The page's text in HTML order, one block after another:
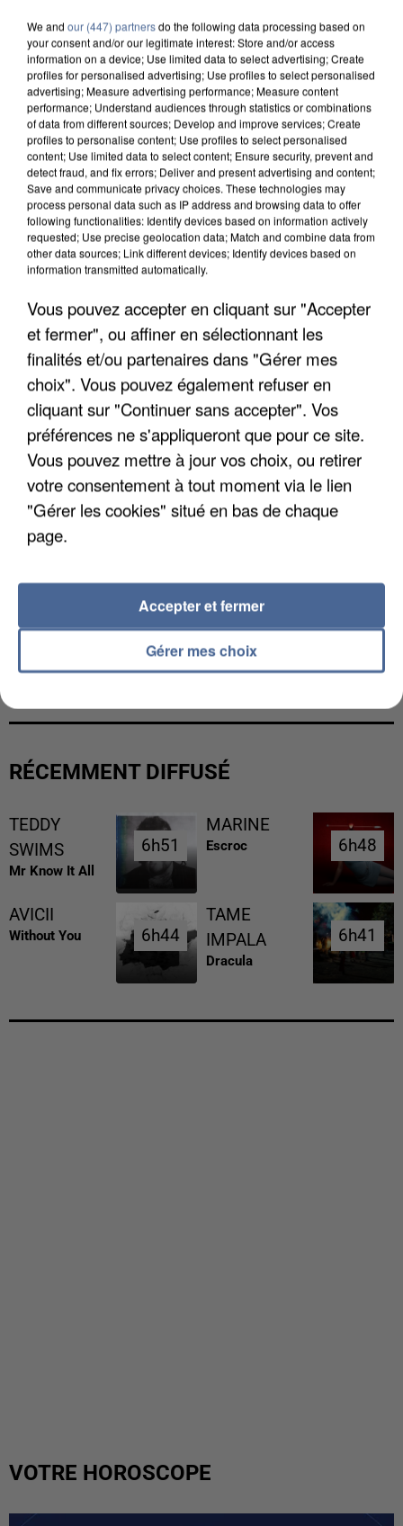
UN SECOND CADRE DE LA DZ MAFIA
INTERPELLÉ EN ALGÉRIE
UNE TOURISTE DE L’OISE EMPORTÉE PAR UNE
COULÉE DE BOUE EN HAUTE-SAVOIE
RÉCEMMENT DIFFUSÉ
TEDDY
SWIMS
Mr Know It All
6h51
6h51
MARINE
Escroc 6h48
6h48
AVICII
Without You 6h44
6h44
TAME
IMPALA
Dracula
6h41
6h41
VOTRE HOROSCOPE
We and our (447) partnersdo the following data processing based on
your consent and/or our legitimate interest: Store and/or access
information on a device; Use limited data to select advertising; Create
profiles for personalised advertising; Use profiles to select personalised
advertising; Measure advertising performance; Measure content
performance; Understand audiences through statistics or combinations
of data from different sources; Develop and improve services; Create
profiles to personalise content; Use profiles to select personalised
content; Use limited data to select content; Ensure security, prevent and
detect fraud, and fix errors; Deliver and present advertising and content;
Save and communicate privacy choices. These technologies may
process personal data such as IP address and browsing data to offer
following functionalities: Identify devices based on information actively
requested; Use precise geolocation data; Match and combine data from
other data sources; Link different devices; Identify devices based on
information transmitted automatically.
Vous pouvez accepter en cliquant sur "Accepter
et fermer", ou affiner en sélectionnant les
finalités et/ou partenaires dans "Gérer mes
choix". Vous pouvez également refuser en
cliquant sur "Continuer sans accepter". Vos
préférences ne s'appliqueront que pour ce site.
Vous pouvez mettre à jour vos choix, ou retirer
votre consentement à tout moment via le lien
"Gérer les cookies" situé en bas de chaque
page.
Gérer mes choix
Accepter et fermer